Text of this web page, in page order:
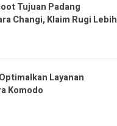
Tujuan Padang
Changi, Klaim Rugi Lebih
Layanan
Komodo